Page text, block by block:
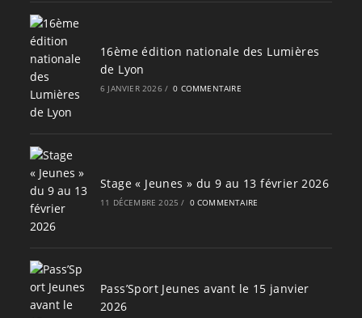
16ème édition nationale des Lumières
de Lyon
6 JANVIER 2026 / 0 COMMENTAIRE
Stage « Jeunes » du 9 au 13 février 2026
11 DÉCEMBRE 2025 / 0 COMMENTAIRE
Pass’Sport Jeunes avant le 15 janvier
2026